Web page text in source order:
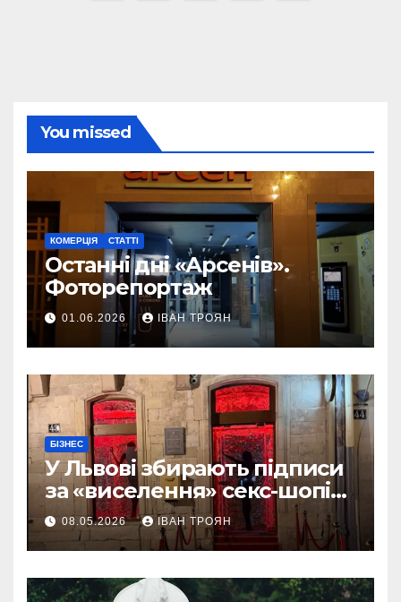
You missed
КОМЕРЦІЯ СТАТТІ
Останні дні «Арсенів».
Фоторепортаж
01.06.2026 ІВАН ТРОЯН
БІЗНЕС
У Львові збирають підписи
за «виселення» секс-шопів
із центру міста
08.05.2026 ІВАН ТРОЯН